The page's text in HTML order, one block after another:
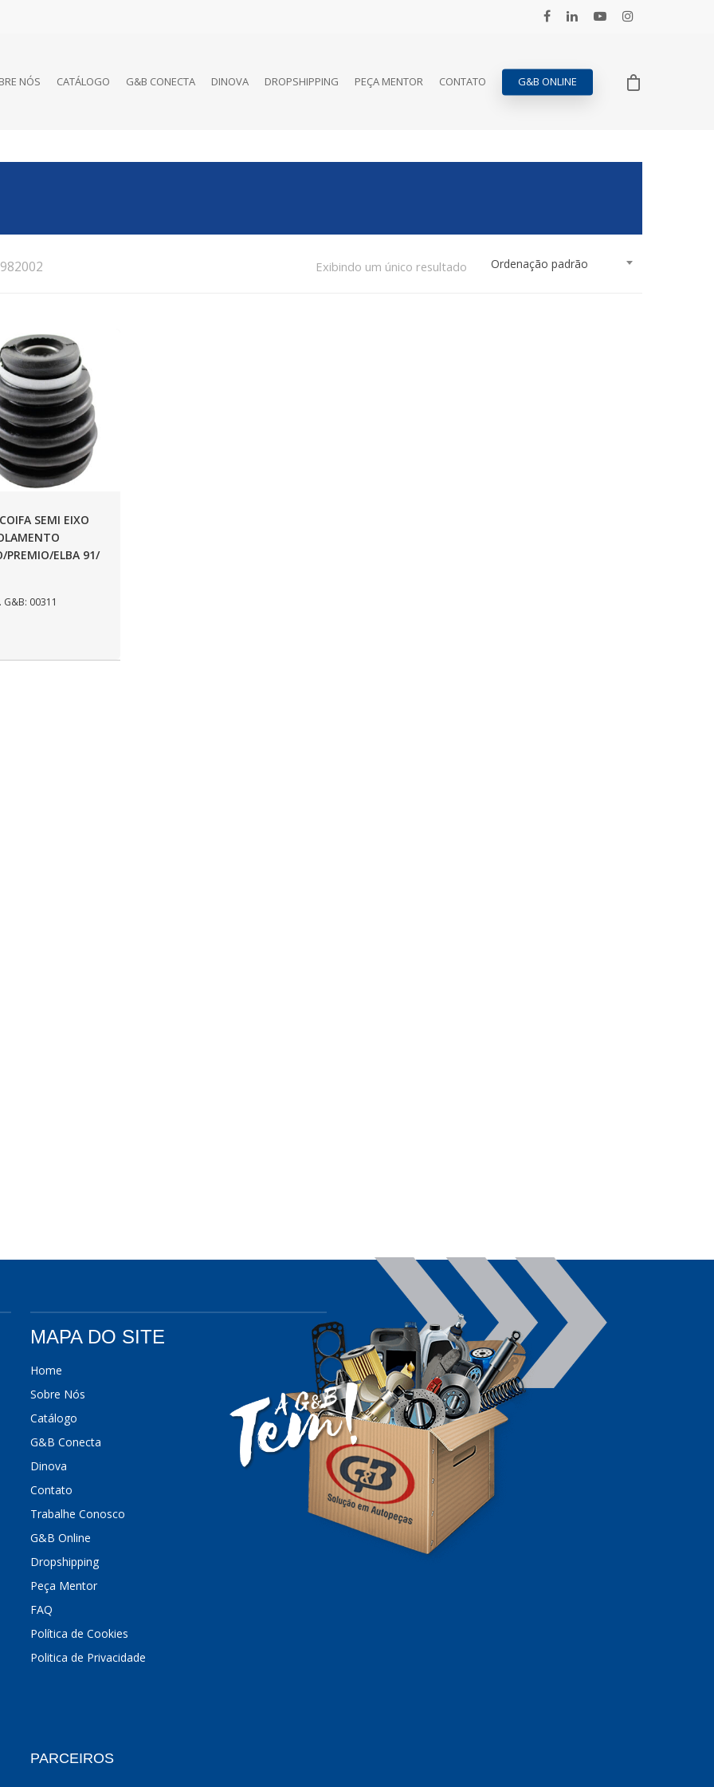
NÓS CATÁLOGO G&B CONECTA DINOVA DROPSHIPPING PEÇA MENTOR CONTATO G&B ONLINE
Ordenação padrão
Exibindo um único resultado
SEMI EIXO
PREMIO/ELBA 91/
G&B: 00311
MAPA DO SITE
Home
Sobre Nós
Catálogo
G&B Conecta
Dinova
Contato
Trabalhe Conosco
G&B Online
Dropshipping
Peça Mentor
FAQ
Política de Cookies
Politica de Privacidade
PARCEIROS